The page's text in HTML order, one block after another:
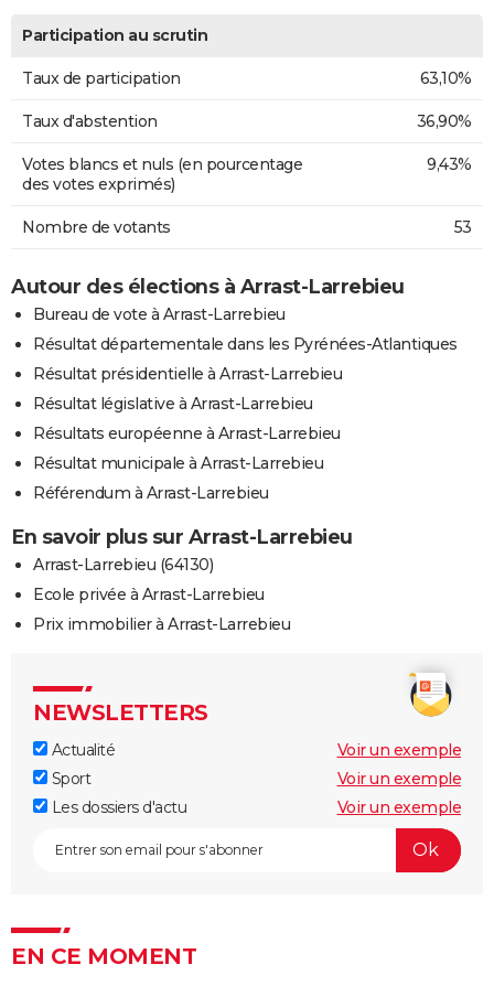
Participation au scrutin
Taux de participation 63,10%
Taux d'abstention 36,90%
Votes blancs et nuls (en pourcentage
des votes exprimés)
9,43%
Nombre de votants 53
Autour des élections à Arrast-Larrebieu
Bureau de vote à Arrast-Larrebieu
Résultat départementale dans les Pyrénées-Atlantiques
Résultat présidentielle à Arrast-Larrebieu
Résultat législative à Arrast-Larrebieu
Résultats européenne à Arrast-Larrebieu
Résultat municipale à Arrast-Larrebieu
Référendum à Arrast-Larrebieu
En savoir plus sur Arrast-Larrebieu
Arrast-Larrebieu (64130)
Ecole privée à Arrast-Larrebieu
Prix immobilier à Arrast-Larrebieu
NEWSLETTERS
Actualité
Voir un exemple
Sport
Voir un exemple
Les dossiers d'actu
Voir un exemple
EN CE MOMENT